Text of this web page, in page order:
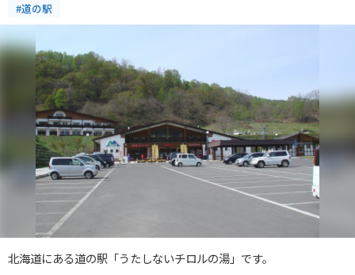
#道の駅
北海道にある道の駅「うたしないチロルの湯」です。